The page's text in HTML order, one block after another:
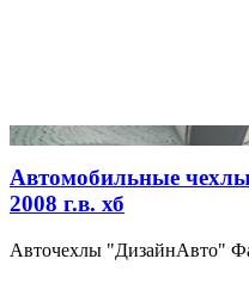
Автомобильные
2008 г.в. хб
Авточехлы "ДизайнАвто"